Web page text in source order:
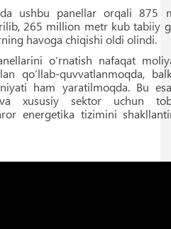
ushbu panellar orqali 875
265 million metr kub tabiiy
havoga chiqishi oldi olindi.
o‘rnatish nafaqat
qo‘llab-quvvatlanmoqda,
ham yaratilmoqda. Bu
xususiy sektor uchun
energetika tizimini